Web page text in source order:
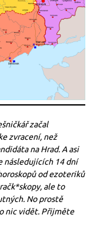
začal
zvracení, než
na Hrad. A asi
následujících 14 dní
od ezoteriků
ale to
No prostě
nic vidět. Přijměte